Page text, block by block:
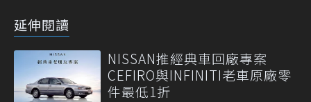
延伸閱讀
NISSAN推經典車回廠專案
CEFIRO與INFINITI老車原廠零
件最低1折